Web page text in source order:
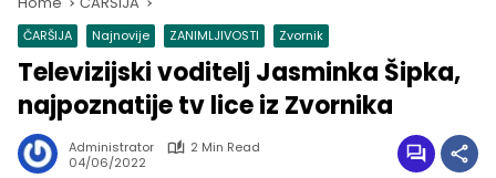
ČARŠIJA Najnovije ZANIMLJIVOSTI Zvornik
Televizijski voditelj Jasminka Šipka,
najpoznatije tv lice iz Zvornika
Administrator
2 Min Read
04/06/2022